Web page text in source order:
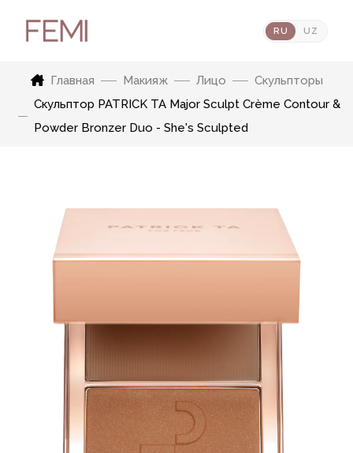
RU UZ
Главная Макияж Лицо
Скульпторы
Скульптор PATRICK TA Major Sculpt Crème Contour &
Powder Bronzer Duo - She's Sculpted